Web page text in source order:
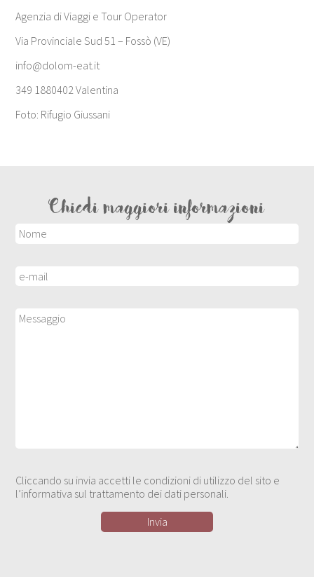
Agenzia di Viaggi e Tour Operator
Via Provinciale Sud 51 – Fossò (VE)
info@dolom-eat.it
349 1880402 Valentina
Foto: Rifugio Giussani
Chiedi maggiori informazioni
Cliccando su invia accetti le condizioni di utilizzo del sito e
l’informativa sul trattamento dei dati personali.